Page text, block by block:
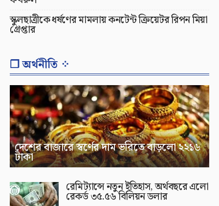
স্কুলছাত্রীকে ধর্ষণের মামলায় কনটেন্ট ক্রিয়েটর রিপন মিয়া
গ্রেপ্তার
❐ অর্থনীতি ⁘
দেশের বাজারে স্বর্ণের দাম ভরিতে বাড়লো ২২১৬
টাকা
রেমিট্যান্সে নতুন ইতিহাস, অর্থবছরে এলো
রেকর্ড ৩৫.৫৬ বিলিয়ন ডলার